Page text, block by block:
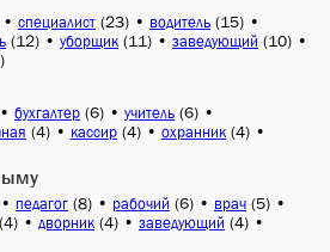
• специалист (23) • водитель (15) •
(12) • уборщик (11) • заведующий (10) •
• бухгалтер (6) • учитель (6) •
(4) • кассир (4) • охранник (4) •
• педагог (8) • рабочий (6) • врач (5) •
(4) • дворник (4) • заведующий (4) •